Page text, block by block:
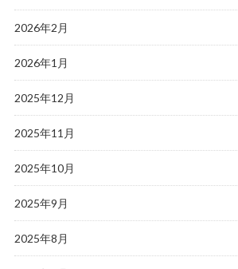
2026年2月
2026年1月
2025年12月
2025年11月
2025年10月
2025年9月
2025年8月